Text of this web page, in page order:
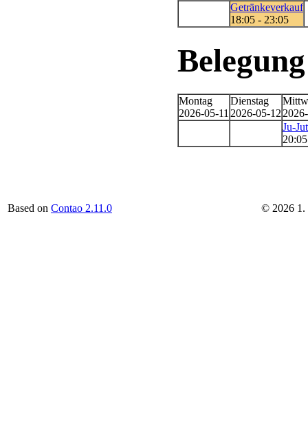
Getränkeverkauf
18:05 - 23:05
Montag
2026-05-11
Dienstag
2026-05-12
Ju-
Based on Contao 2.11.0 © 2026